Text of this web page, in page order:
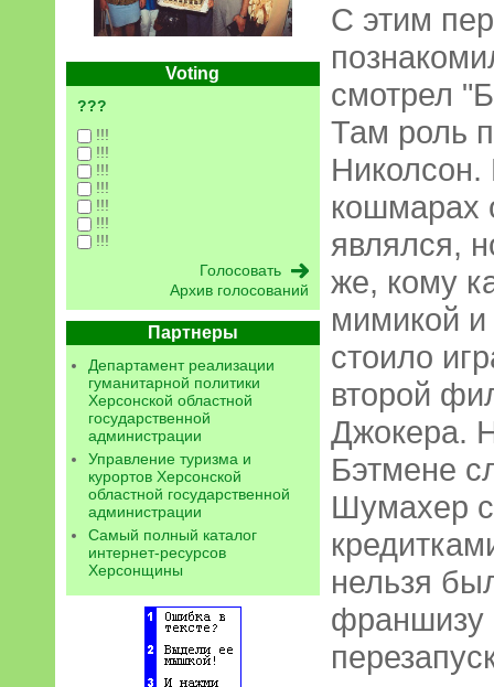
Voting
???
!!!
!!!
!!!
!!!
!!!
!!!
!!!
Архив голосований
Партнеры
Департамент реализации
гуманитарной политики
Херсонской областной
государственной
администрации
Управление туризма и
курортов Херсонской
областной государственной
администрации
Самый полный каталог
интернет-ресурсов
Херсонщины
С этим
смотрел
Там роль
кошмарах
являлся,
же, кому
мимикой
стоило
второй
Джокера.
Бэтмене
Шумахер с
нельзя
франшизу